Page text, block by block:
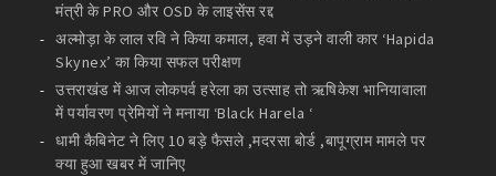
मंत्री के PRO और OSD के लाइसेंस रद्द
अल्मोड़ा के लाल रवि ने किया कमाल, हवा में उड़ने वाली कार ‘Hapida
Skynex’ का किया सफल परीक्षण
उत्तराखंड में आज लोकपर्व हरेला का उत्साह तो ऋषिकेश भानियावाला
में पर्यावरण प्रेमियों ने मनाया ‘Black Harela ‘
धामी कैबिनेट ने लिए 10 बड़े फैसले ,मदरसा बोर्ड ,बापूग्राम मामले पर
क्या हुआ खबर में जानिए